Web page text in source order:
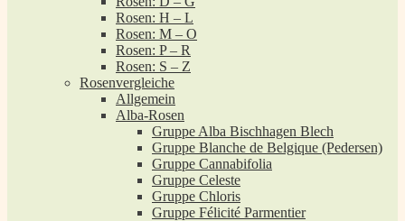
Rosen: H – L
Rosen: M – O
Rosen: P – R
Rosen: S – Z
Rosenvergleiche
Allgemein
Alba-Rosen
Gruppe Alba Bischhagen Blech
Gruppe Blanche de Belgique (Pedersen)
Gruppe Cannabifolia
Gruppe Celeste
Gruppe Chloris
Gruppe Félicité Parmentier